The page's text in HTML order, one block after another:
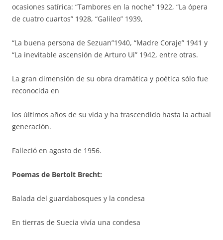
ocasiones satírica: “Tambores en la noche” 1922, “La ópera
de cuatro cuartos” 1928, “Galileo” 1939,
“La buena persona de Sezuan”1940, “Madre Coraje” 1941 y
“La inevitable ascensión de Arturo Ui” 1942, entre otras.
La gran dimensión de su obra dramática y poética sólo fue
reconocida en
los últimos años de su vida y ha trascendido hasta la actual
generación.
Falleció en agosto de 1956.
Poemas de Bertolt Brecht:
Balada del guardabosques y la condesa
En tierras de Suecia vivía una condesa